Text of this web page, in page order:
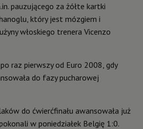
pauzującego za żółte kartki
który jest mózgiem i
włoskiego trenera Vicenzo
raz pierwszy od Euro 2008, gdy
do fazy pucharowej
do ćwierćfinału awansowała już
w poniedziałek Belgię 1:0.